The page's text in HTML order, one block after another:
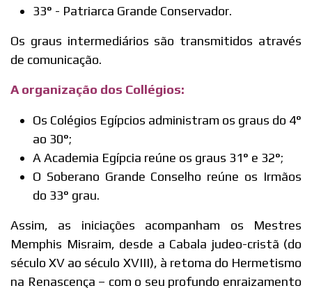
33° - Patriarca Grande Conservador.
Os graus intermediários são transmitidos através
de comunicação.
A organização dos Collégios:
Os Colégios Egípcios administram os graus do 4°
ao 30°;
A Academia Egípcia reúne os graus 31° e 32°;
O Soberano Grande Conselho reúne os Irmãos
do 33° grau.
Assim, as iniciações acompanham os Mestres
Memphis Misraim, desde a Cabala judeo-cristã (do
século XV ao século XVIII), à retoma do Hermetismo
na Renascença – com o seu profundo enraizamento